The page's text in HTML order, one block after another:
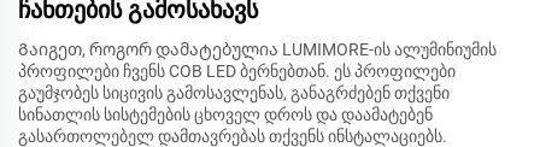
ჩანთების გამოსახავს
Გაიგეთ, როგორ დამატებულია LUMIMORE-ის ალუმინიუმის
პროფილები ჩვენს COB LED ბერნებთან. ეს პროფილები
გაუმჯობეს სიცივის გამოსავლენას, განაგრძებენ თქვენი
სინათლის სისტემების ცხოველ დროს და დაამატებენ
გასართოლებელ დამთავრებას თქვენს ინსტალაციებს.